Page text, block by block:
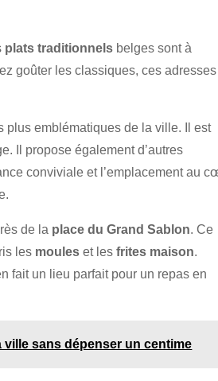
plats traditionnels belges sont à
goûter les classiques, ces adresses
plus emblématiques de la ville. Il est
Il propose également d’autres
conviviale et l’emplacement au
de la place du Grand Sablon. Ce
les moules et lesfrites maison.
fait un lieu parfait pour un repas en
sans dépenser un centime